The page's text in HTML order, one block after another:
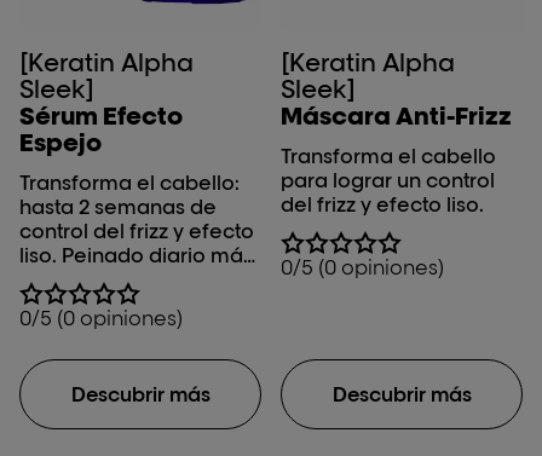
[Keratin Alpha
Sleek]
Sérum Efecto
Espejo
Transforma el cabello:
hasta 2 semanas de
control del frizz y efecto
liso. Peinado diario más
rápido y brillo
instantáneo.**
0/5 (0 opiniones)
Descubrir más
[Keratin Alpha
Sleek]
Máscara Anti-Frizz
Transforma el cabello
para lograr un control
del frizz y efecto liso.
0/5 (0 opiniones)
Descubrir más